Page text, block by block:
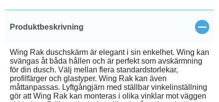
Produktbeskrivning Stäng
Wing Rak duschskärm är elegant i sin enkelhet. Wing kan
svängas åt båda hållen och är perfekt som avskärmning
för din dusch. Välj mellan flera standardstorlekar,
profilfärger och glastyper. Wing Rak kan även
måttanpassas. Lyftgångjärn med ställbar vinkelinställning
gör att Wing Rak kan monteras i olika vinklar mot väggen